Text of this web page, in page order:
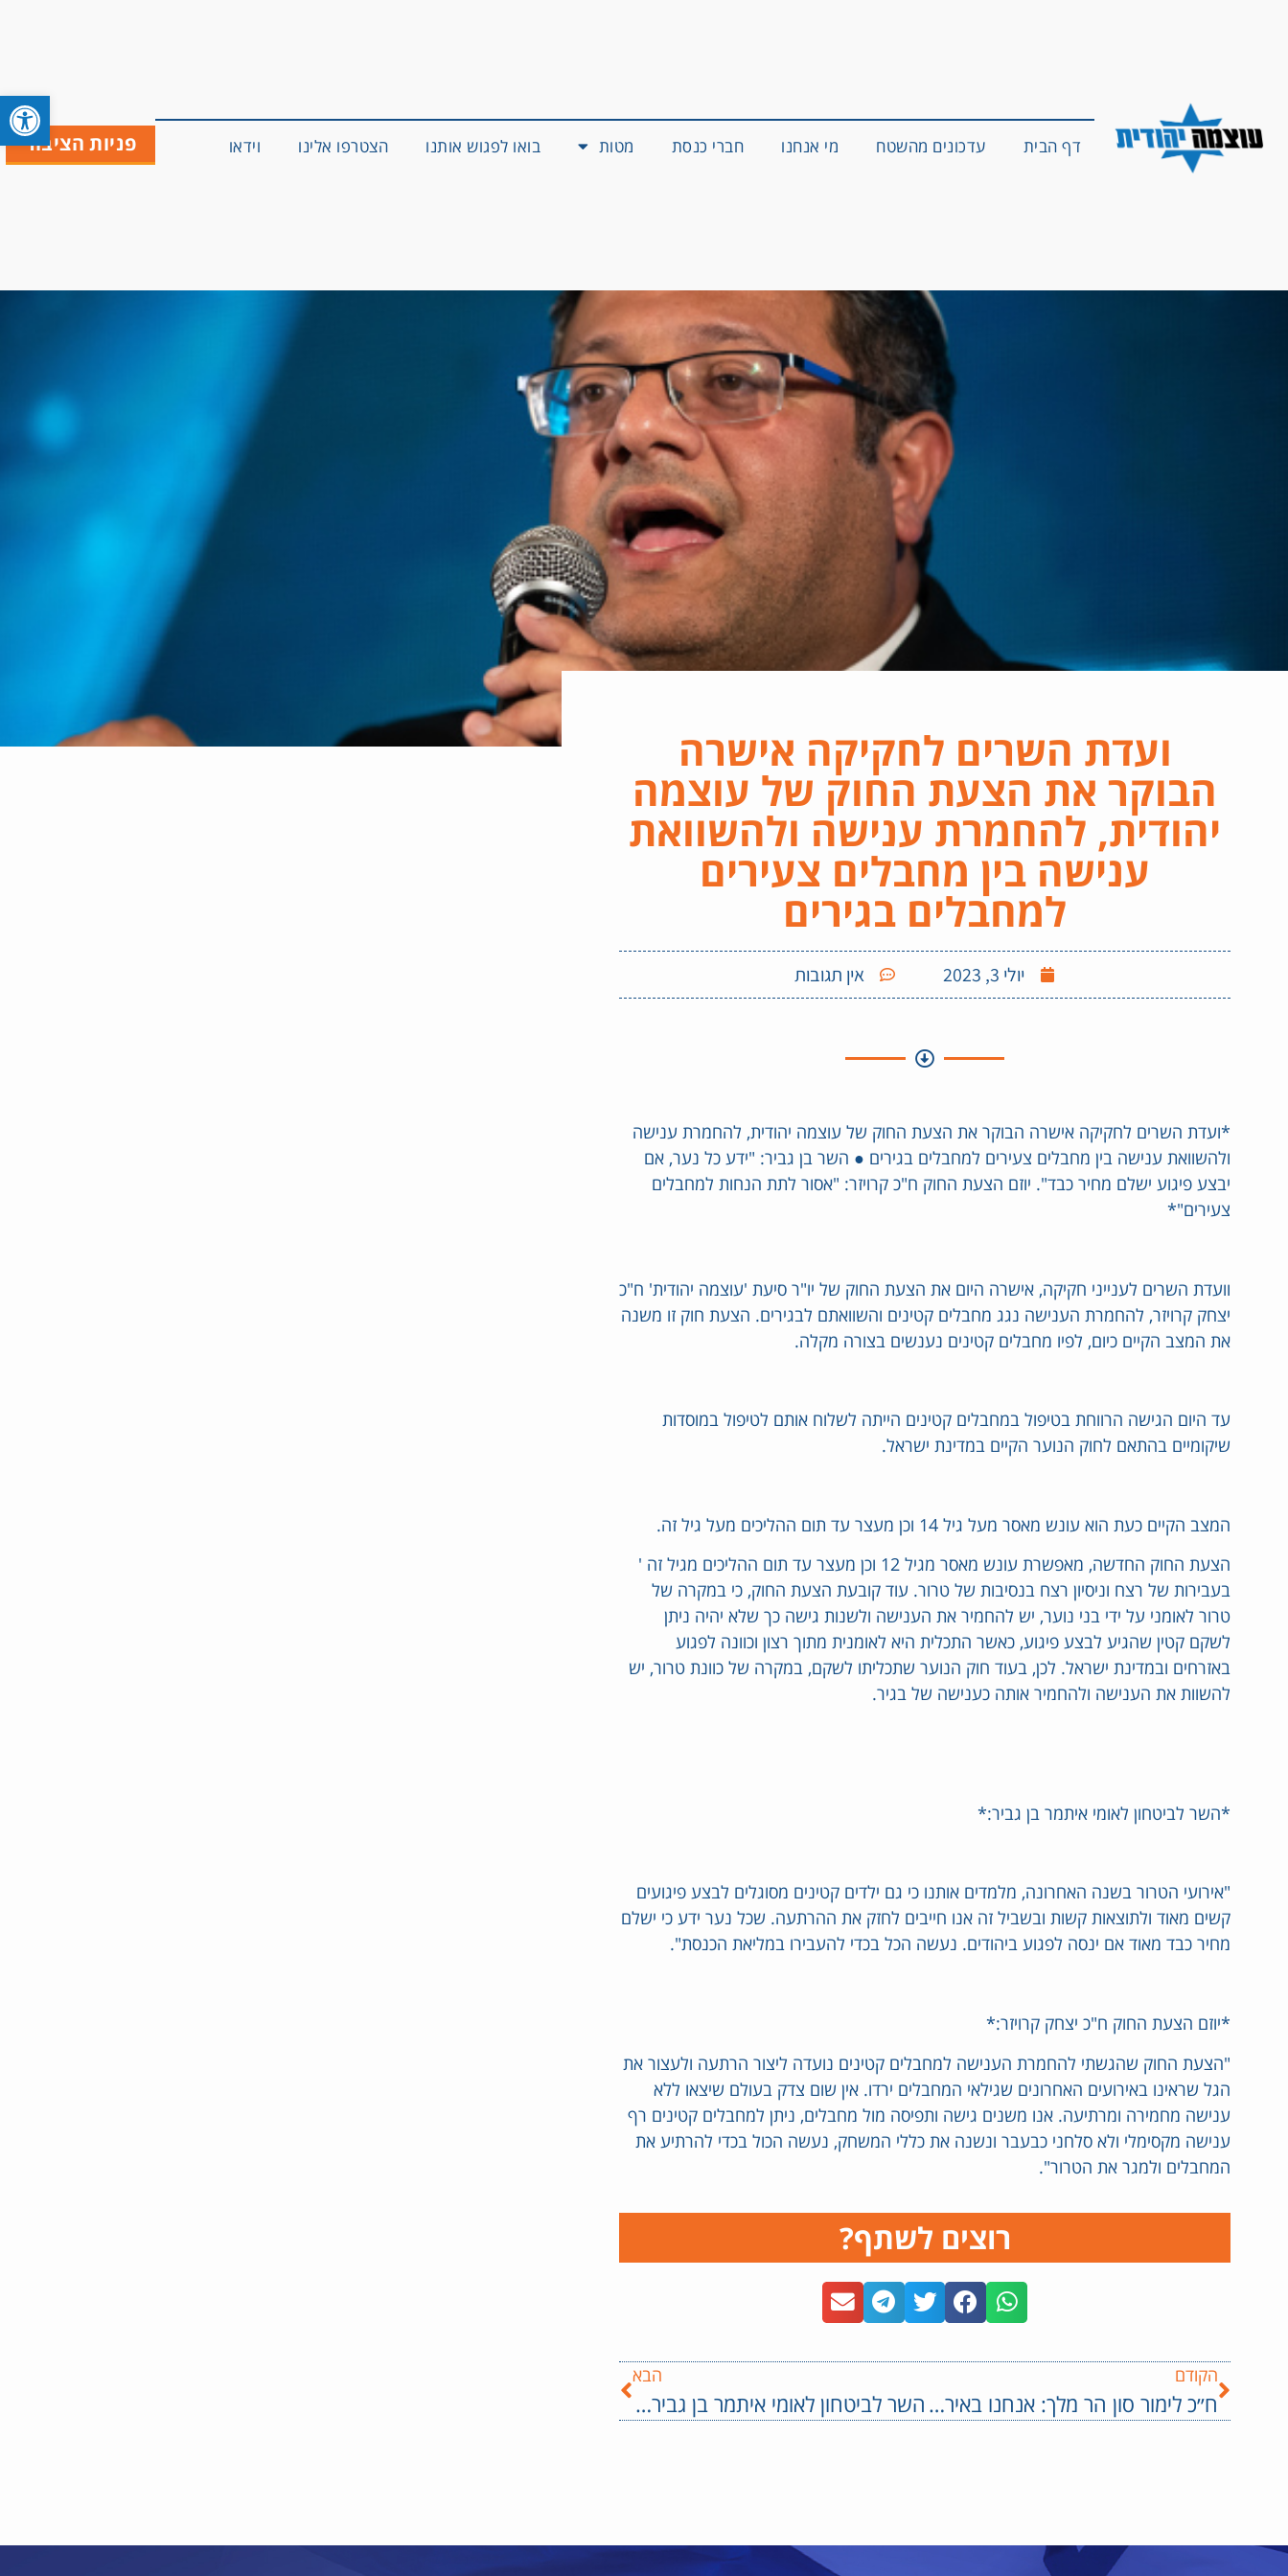
פניות הציבור דף הבית עדכונים מהשטח מי אנחנו חברי כנסת מטות בואו לפגוש אותנו הצטרפו אלינו וידאו
ועדת השרים לחקיקה אישרה
הבוקר את הצעת החוק של עוצמה
יהודית, להחמרת ענישה ולהשוואת
ענישה בין מחבלים צעירים
למחבלים בגירים
יולי 3, 2023 אין תגובות
*ועדת השרים לחקיקה אישרה הבוקר את הצעת החוק של עוצמה יהודית, להחמרת ענישה
ולהשוואת ענישה בין מחבלים צעירים למחבלים בגירים ● השר בן גביר: "ידע כל נער, אם
יבצע פיגוע ישלם מחיר כבד". יוזם הצעת החוק ח"כ קרויזר: "אסור לתת הנחות למחבלים
צעירים"*
וועדת השרים לענייני חקיקה, אישרה היום את הצעת החוק של יו"ר סיעת 'עוצמה יהודית' ח"כ
יצחק קרויזר, להחמרת הענישה נגג מחבלים קטינים והשוואתם לבגירים. הצעת חוק זו משנה
את המצב הקיים כיום, לפיו מחבלים קטינים נענשים בצורה מקלה.
עד היום הגישה הרווחת בטיפול במחבלים קטינים הייתה לשלוח אותם לטיפול במוסדות
שיקומיים בהתאם לחוק הנוער הקיים במדינת ישראל.
המצב הקיים כעת הוא עונש מאסר מעל גיל 14 וכן מעצר עד תום ההליכים מעל גיל זה.
הצעת החוק החדשה, מאפשרת עונש מאסר מגיל 12 וכן מעצר עד תום ההליכים מגיל זה '
בעבירות של רצח וניסיון רצח בנסיבות של טרור. עוד קובעת הצעת החוק, כי במקרה של
טרור לאומני על ידי בני נוער, יש להחמיר את הענישה ולשנות גישה כך שלא יהיה ניתן
לשקם קטין שהגיע לבצע פיגוע, כאשר התכלית היא לאומנית מתוך רצון וכוונה לפגוע
באזרחים ובמדינת ישראל. לכן, בעוד חוק הנוער שתכליתו לשקם, במקרה של כוונת טרור, יש
להשוות את הענישה ולהחמיר אותה כענישה של בגיר.
*השר לביטחון לאומי איתמר בן גביר:*
"אירועי הטרור בשנה האחרונה, מלמדים אותנו כי גם ילדים קטינים מסוגלים לבצע פיגועים
קשים מאוד ולתוצאות קשות ובשביל זה אנו חייבים לחזק את ההרתעה. שכל נער ידע כי ישלם
מחיר כבד מאוד אם ינסה לפגוע ביהודים. נעשה הכל בכדי להעבירו במליאת הכנסת".
*יוזם הצעת החוק ח"כ יצחק קרויזר:*
"הצעת החוק שהגשתי להחמרת הענישה למחבלים קטינים נועדה ליצור הרתעה ולעצור את
הגל שראינו באירועים האחרונים שגילאי המחבלים ירדו. אין שום צדק בעולם שיצאו ללא
ענישה מחמירה ומרתיעה. אנו משנים גישה ותפיסה מול מחבלים, ניתן למחבלים קטינים רף
ענישה מקסימלי ולא סלחני כבעבר ונשנה את כללי המשחק, נעשה הכול בכדי להרתיע את
המחבלים ולמגר את הטרור".
רוצים לשתף?
הקודם
ח״כ לימור סון הר מלך: אנחנו באירועי שומר החומות 2 וכולם עוצמים עיניים
הבא
השר לביטחון לאומי איתמר בן גביר השתתף בכנס הוקרה לתנועת חב"ד
פתח